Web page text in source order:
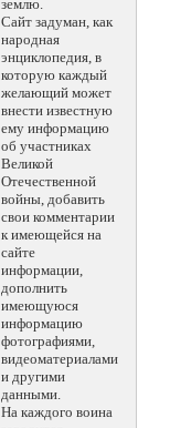
землю.
Сайт задуман, как
народная
энциклопедия, в
которую каждый
желающий может
внести известную
ему информацию
об участниках
Великой
Отечественной
войны, добавить
свои комментарии
к имеющейся на
сайте
информации,
дополнить
имеющуюся
информацию
фотографиями,
видеоматериалами
и другими
данными.
На каждого воина